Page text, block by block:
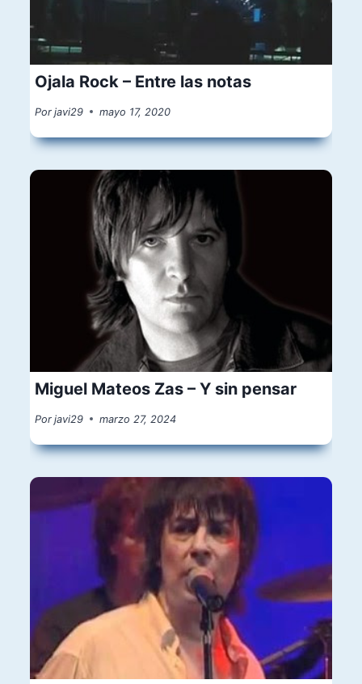
Ojala Rock – Entre las notas
Por javi29 mayo 17, 2020
Miguel Mateos Zas – Y sin pensar
Por javi29 marzo 27, 2024